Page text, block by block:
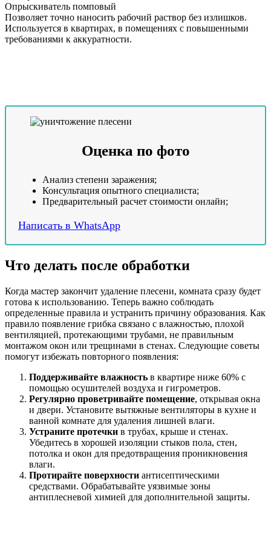
Опрыскиватель помповый
Позволяет точно наносить рабочий раствор без излишков.
Используется в квартирах, в помещениях с повышенными
требованиями к аккуратности.
Оценка по фото
Анализ степени заражения;
Консультация опытного специалиста;
Предварительный расчет стоимости онлайн;
Написать в WhatsApp
Что делать после обработки
Когда мастер закончит удаление плесени, комната сразу будет
готова к использованию. Теперь важно соблюдать
определенные правила и устранить причину образования. Как
правило появление грибка связано с влажностью, плохой
вентиляцией, протекающими трубами, не правильным
монтажом окон или трещинами в стенах. Следующие советы
помогут избежать повторного появления:
Поддерживайте влажность в квартире ниже 60% с
помощью осушителей воздуха и гигрометров.
Регулярно проветривайте помещение, открывая окна
и двери. Установите вытяжные вентиляторы в кухне и
ванной комнате для удаления лишней влаги.
Устраните протечки в трубах, крыше и стенах.
Убедитесь в хорошей изоляции стыков пола, стен,
потолка и окон для предотвращения проникновения
влаги.
Протирайте поверхности антисептическими
средствами. Обрабатывайте уязвимые зоны
антиплесневой химией для дополнительной защиты.